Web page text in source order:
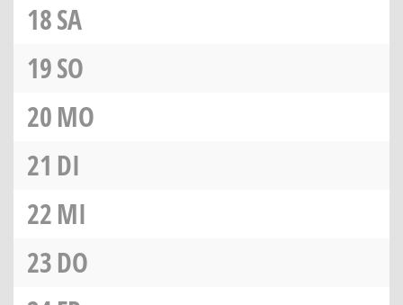
18SA
19SO
20MO
21 DI
22MI
23DO